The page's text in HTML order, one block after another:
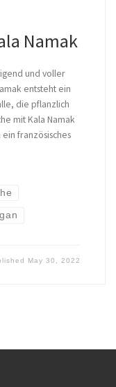
Namak
und voller
entsteht ein
die pflanzlich
mit Kala Namak
ein französisches
May 30, 2022